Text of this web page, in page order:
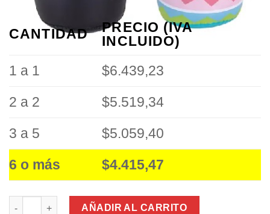
CANTIDAD
PRECIO (IVA
INCLUIDO)
1 a 1
$6.439,23
2 a 2 $5.519,34
3 a 5 $5.059,40
6 o más $4.415,47
Punching Estampado Animales 86x26Cm cantidad
AÑADIR AL CARRITO